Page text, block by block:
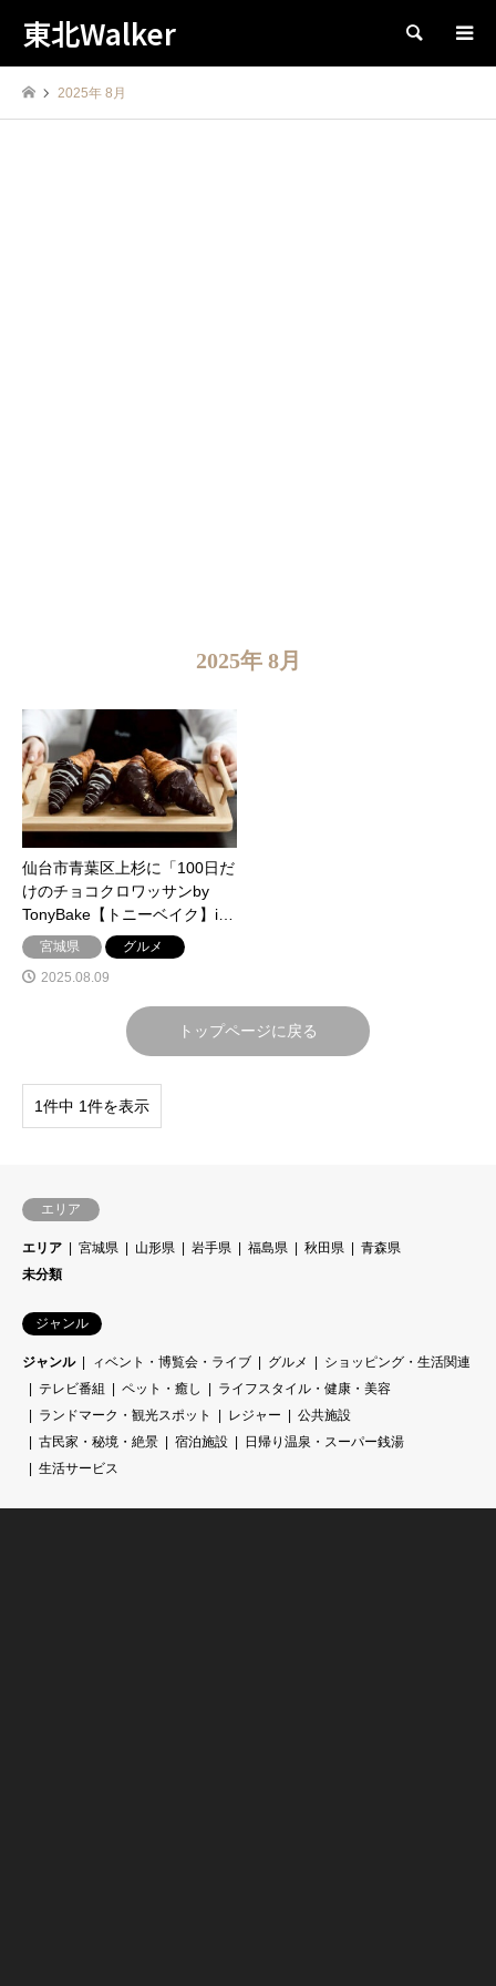
東北Walker 検索
2025年 8月
2025年 8月
仙台市青葉区上杉に「100日だ
けのチョコクロワッサンby
TonyBake【トニーベイク】i…
宮城県
グルメ
2025.08.09
トップページに戻る
1件中 1件を表示
エリア
エリア 宮城県 山形県 岩手県 福島県 秋田県
青森県
未分類
ジャンル
ジャンル ィベント・博覧会・ライブ グルメ
ショッピング・生活関連
テレビ番組
ペット・癒し
ライフスタイル・健康・美容
ランドマーク・観光スポット
レジャー
公共施設
古民家・秘境・絶景
宿泊施設
日帰り温泉・スーパー銭湯
生活サービス